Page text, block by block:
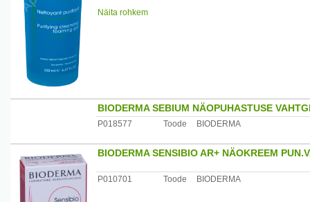
Kasutamine: kanna märjale nahale ja aja vahule.
Päritolumaa: Prantsusmaa
Maaletooja: Remedica, Pärnu mnt 501, Laagri 76401
Näita rohkem
BIODERMA SEBIUM NÄOPUHASTUSE
P018577 Toode BIODERMA
BIODERMA SENSIBIO AR+ NÄOKREEM
P010701 Toode BIODERMA